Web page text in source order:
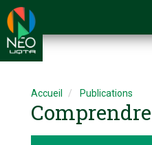
Accueil Publications